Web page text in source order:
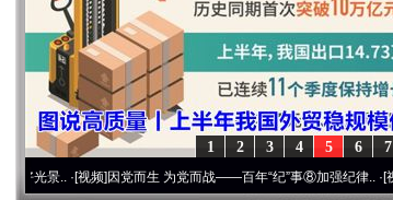
7
6
5
4
3
2
1
·[视频]因党而生 为党而战——百年“纪”事⑧加强纪律..·[视频]牢记初